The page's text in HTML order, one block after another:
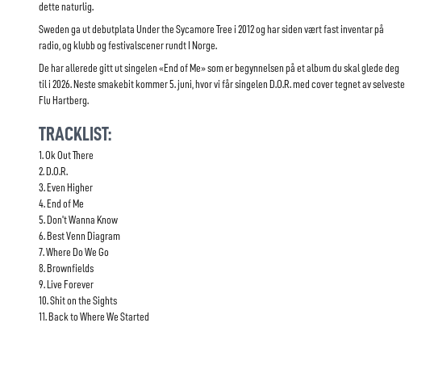
dette naturlig.
Sweden ga ut debutplata Under the Sycamore Tree i 2012 og har siden vært fast inventar på
radio, og klubb og festivalscener rundt I Norge.
De har allerede gitt ut singelen «End of Me» som er begynnelsen på et album du skal glede deg
til i 2026. Neste smakebit kommer 5. juni, hvor vi får singelen D.O.R. med cover tegnet av selveste
Flu Hartberg.
TRACKLIST:
1. Ok Out There
2. D.O.R.
3. Even Higher
4. End of Me
5. Don't Wanna Know
6. Best Venn Diagram
7. Where Do We Go
8. Brownfields
9. Live Forever
10. Shit on the Sights
11. Back to Where We Started